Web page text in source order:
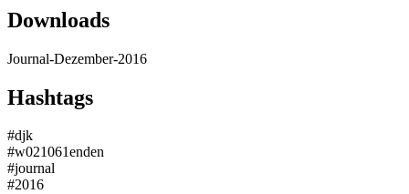
Downloads
Journal-Dezember-2016
Hashtags
#djk
#w021061enden
#journal
#2016